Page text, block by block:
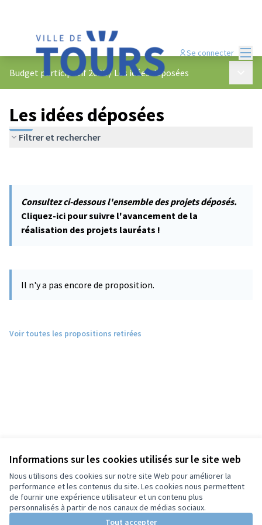
Informations sur les cookies utilisés sur le site web
Nous utilisons des cookies sur notre site Web pour améliorer la
performance et les contenus du site. Les cookies nous permettent
de fournir une expérience utilisateur et un contenu plus
personnalisés à partir de nos canaux de médias sociaux.
Tout accepter
Se connecter
Budget participatif 2022/ Les idées déposées
Les idées déposées
Filtrer et rechercher
Consultez ci-dessous l'ensemble des projets déposés.
Cliquez-ici pour suivre l'avancement de la
réalisation des projets lauréats !
Il n'y a pas encore de proposition.
Voir toutes les propositions retirées